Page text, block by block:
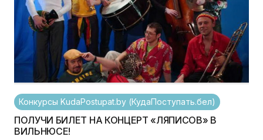
Конкурсы KudaPostupat.by (КудаПоступать.бел)
ПОЛУЧИ БИЛЕТ НА КОНЦЕРТ «ЛЯПИСОВ» В
ВИЛЬНЮСЕ!